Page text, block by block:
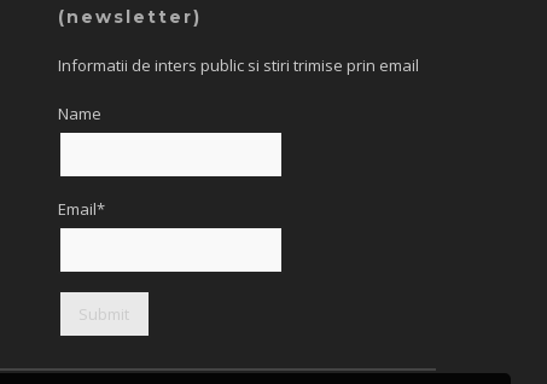
(newsletter)
Informatii de inters public si stiri trimise prin email
Name
Email*